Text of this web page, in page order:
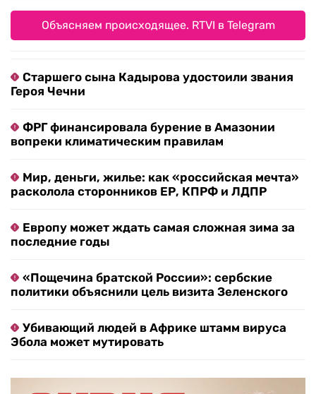
Объясняем происходящее. RTVI в Telegram
Старшего сына Кадырова удостоили звания
Героя Чечни
ФРГ финансировала бурение в Амазонии
вопреки климатическим правилам
Мир, деньги, жилье: как «российская мечта»
расколола сторонников ЕР, КПРФ и ЛДПР
Европу может ждать самая сложная зима за
последние годы
«Пощечина братской России»: сербские
политики объяснили цель визита Зеленского
Убивающий людей в Африке штамм вируса
Эбола может мутировать